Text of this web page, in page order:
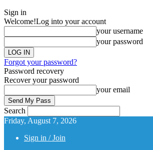
Sign in
Welcome!Log into your account
your username
your password
Forgot your password?
Password recovery
Recover your password
your email
Search
Friday, August 7, 2026
Sign in / Join